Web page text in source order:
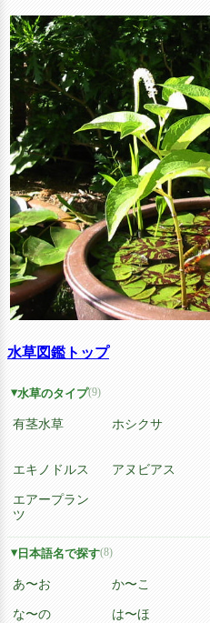
水草図鑑トップ
水草のタイプ(9)
有茎水草 ホシクサ
エキノドルス アヌビアス
エアープラン
ツ
日本語名で探す(8)
あ〜お か〜こ
な〜の は〜ほ